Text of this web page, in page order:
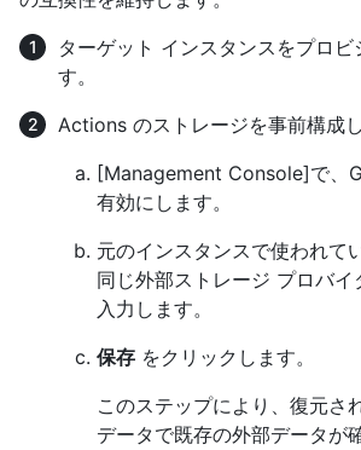
ターゲット インスタンスをプロビ
す。
Actions のストレージを事前構成し
[Management Console]で、
有効にします。
元のインスタンスで使われて
同じ外部ストレージ プロバイ
入力します。
保存 をクリックします。
このステップにより、復元さ
データで既存の外部データが